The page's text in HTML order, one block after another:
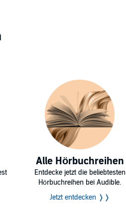
Alle Hörbuchreihen
Entdecke jetzt die beliebtesten
Hörbuchreihen bei Audible.
Jetzt entdecken ❭❭